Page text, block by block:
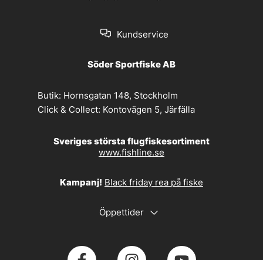
Kundservice
Söder Sportfiske AB
Butik: Hornsgatan 148, Stockholm
Click & Collect: Kontovägen 5, Järfälla
Sveriges största flugfiskesortiment
www.fishline.se
Kampanj! Black friday rea på fiske
Öppettider